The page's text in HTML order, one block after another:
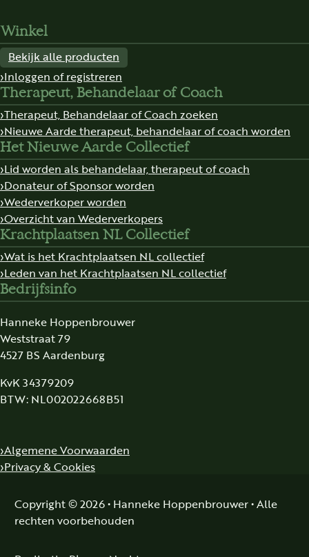
Winkel
Bekijk alle producten
Inloggen of registreren
Therapeut, Behandelaar of Coach
Therapeut, Behandelaar of Coach zoeken
Nieuwe Aarde therapeut, behandelaar of coach worden
Het Nieuwe Aarde Collectief
Lid worden als behandelaar, therapeut of coach
Donateur of Sponsor worden
Wederverkoper worden
Overzicht van Wederverkopers
Krachtplaatsen NL Collectief
Wat is het Krachtplaatsen NL collectief
Leden van het Krachtplaatsen NL collectief
Bedrijfsinfo
Hanneke Hoppenbrouwer
Weststraat 79
4527 BS Aardenburg
KvK 34379209
BTW: NL002022668B51
Algemene Voorwaarden
Privacy & Cookies
Copyright © 2026 • Hanneke Hoppenbrouwer • Alle
rechten voorbehouden